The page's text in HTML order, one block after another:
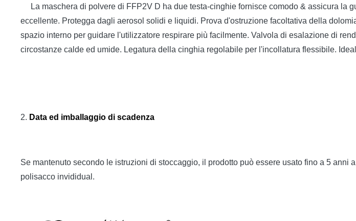
La maschera di polvere di FFP2V D ha due testa-cinghie fornisce comodo & assicura
eccellente. Protegga dagli aerosol solidi e liquidi. Prova d'ostruzione facoltativa della
spazio interno per guidare l'utilizzatore respirare più facilmente. Valvola di esalazione di
circostanze calde ed umide. Legatura della cinghia regolabile per l'incollatura flessibile.
2. Data ed imballaggio di scadenza
Se mantenuto secondo le istruzioni di stoccaggio, il prodotto può essere usato fino a 5 anni
polisacco invididual.